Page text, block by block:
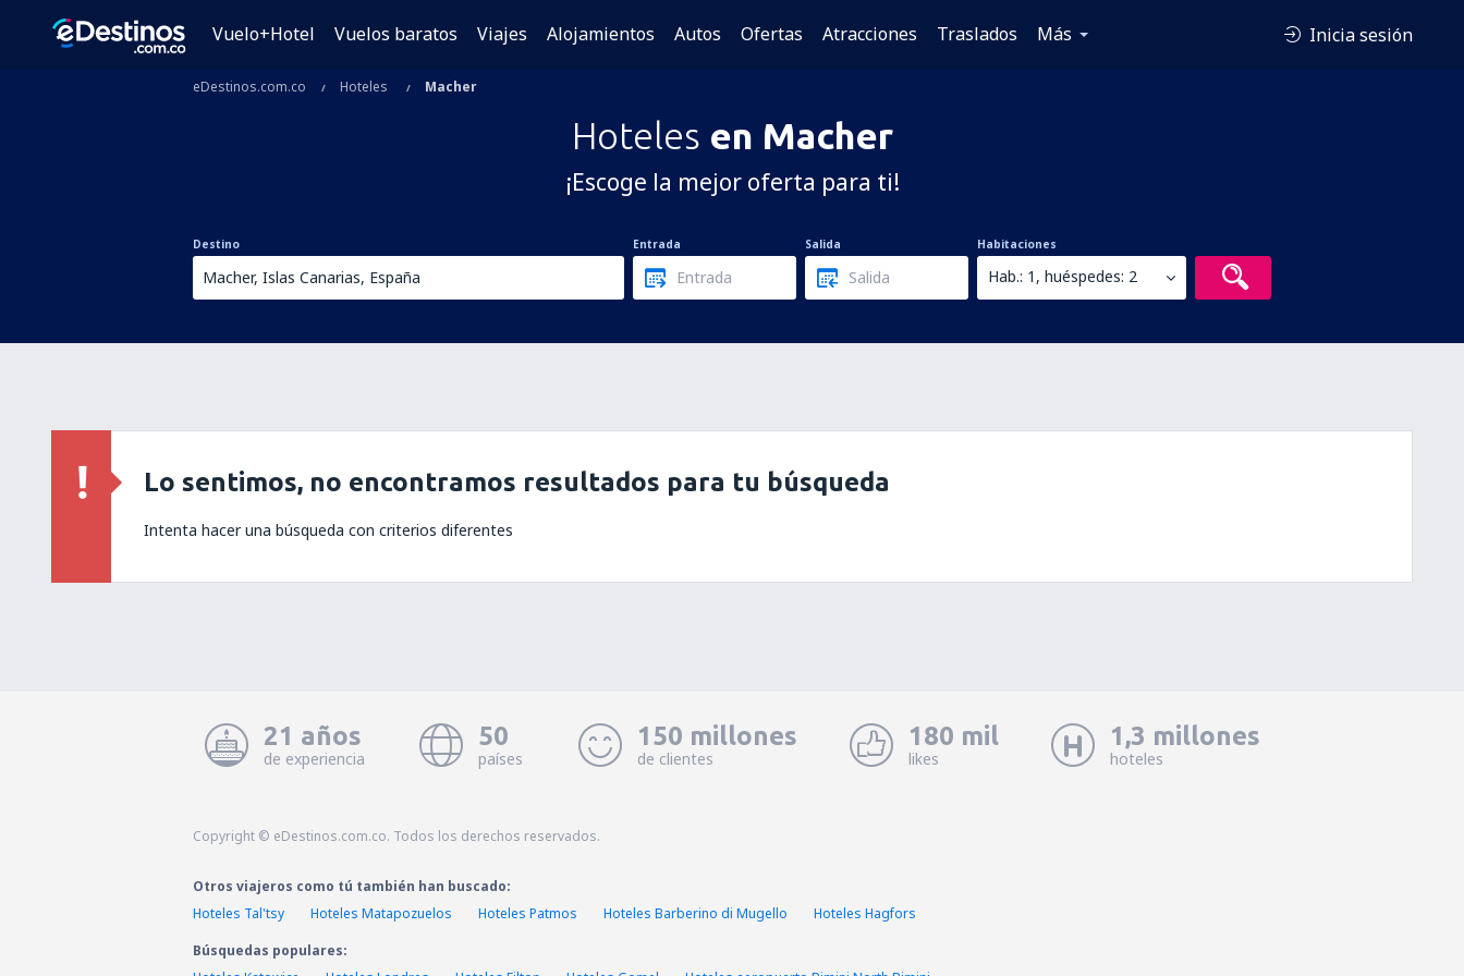
Vuelo+Hotel Vuelos baratos Viajes Alojamientos Autos Ofertas Atracciones Traslados Más Inicia sesión
eDestinos.com.co Hoteles Macher
Hoteles en Macher
¡Escoge la mejor oferta para ti!
Destino Entrada Salida Habitaciones
Hab.: 1, huéspedes: 2
Lo sentimos, no encontramos resultados para tu búsqueda
Intenta hacer una búsqueda con criterios diferentes
21 años
de experiencia
50
países
150 millones
de clientes
180 mil
likes
1,3 millones
hoteles
Copyright © eDestinos.com.co. Todos los derechos reservados.
Otros viajeros como tú también han buscado:
Hoteles Tal'tsy
Hoteles Matapozuelos Hoteles Patmos Hoteles Barberino di Mugello
Hoteles Hagfors
Búsquedas populares: